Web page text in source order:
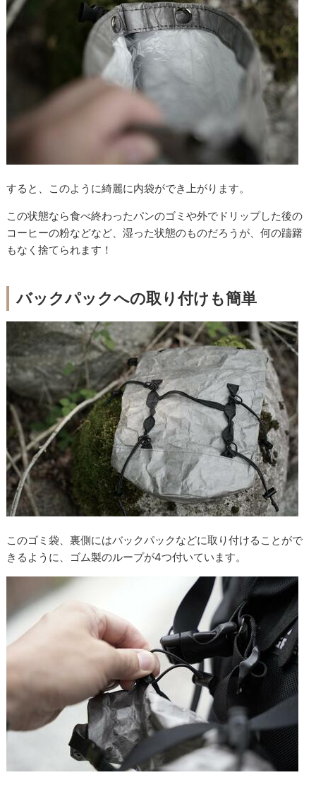
すると、このように綺麗に内袋ができ上がります。
この状態なら食べ終わったパンのゴミや外でドリップした後の
コーヒーの粉などなど、湿った状態のものだろうが、何の躊躇
もなく捨てられます！
バックパックへの取り付けも簡単
このゴミ袋、裏側にはバックパックなどに取り付けることがで
きるように、ゴム製のループが4つ付いています。